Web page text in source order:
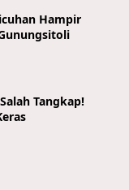
Hampir
Tangkap!